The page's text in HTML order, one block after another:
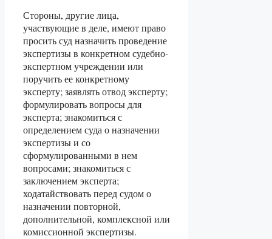
Стороны, другие лица,
участвующие в деле, имеют право
просить суд назначить проведение
экспертизы в конкретном судебно-
экспертном учреждении или
поручить ее конкретному
эксперту; заявлять отвод эксперту;
формулировать вопросы для
эксперта; знакомиться с
определением суда о назначении
экспертизы и со
сформулированными в нем
вопросами; знакомиться с
заключением эксперта;
ходатайствовать перед судом о
назначении повторной,
дополнительной, комплексной или
комиссионной экспертизы.